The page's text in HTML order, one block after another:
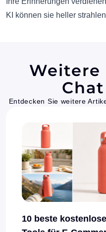
KI können sie heller
Weitere
Entdecken Sie weitere
10 beste